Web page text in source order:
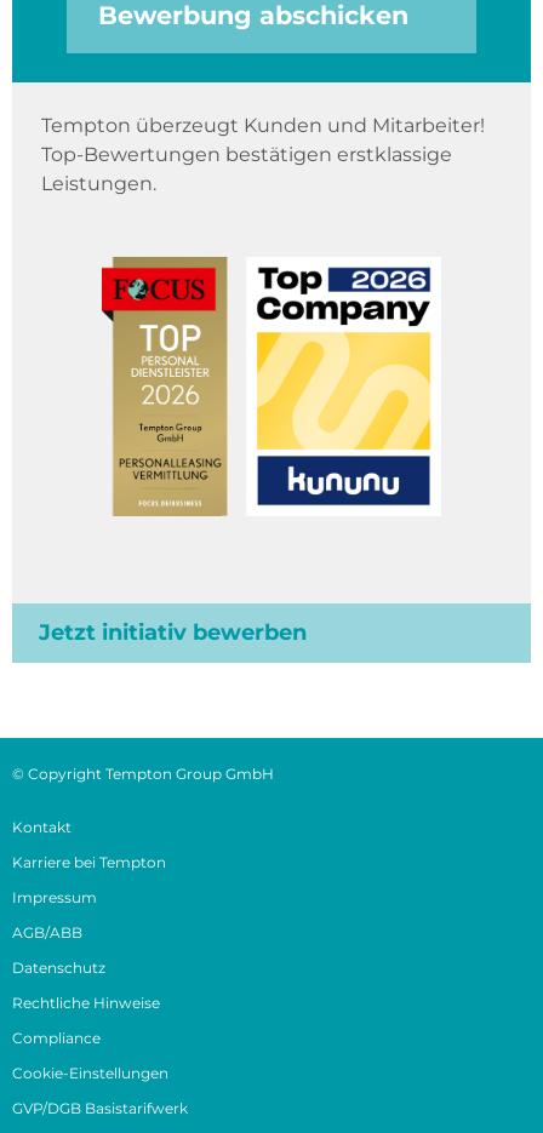
Bewerbung abschicken
Tempton überzeugt Kunden und Mitarbeiter!
Top-Bewertungen bestätigen erstklassige
Leistungen.
Jetzt initiativ bewerben
© Copyright Tempton Group GmbH
Kontakt
Karriere bei Tempton
Impressum
AGB/ABB
Datenschutz
Rechtliche Hinweise
Compliance
Cookie-Einstellungen
GVP/DGB Basistarifwerk